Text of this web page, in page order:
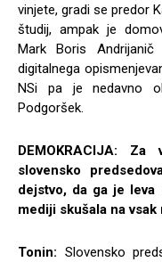
vinjete, gradi se predor
študij, ampak je
Mark Boris
digitalnega
NSi pa je nedavno
Podgoršek.
DEMOKRACIJA:
slovensko
dejstvo, da ga je
mediji skušala na
Tonin: Slovensko